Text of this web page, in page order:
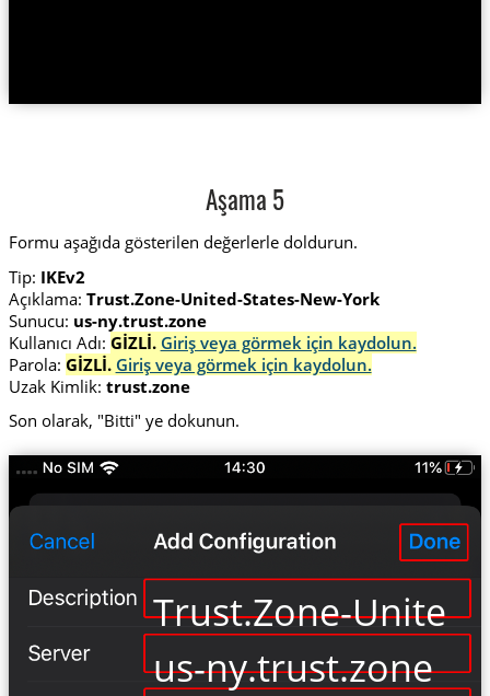
Aşama 5
Formu aşağıda gösterilen değerlerle doldurun.
Tip: IKEv2
Açıklama: Trust.Zone-United-States-New-York
Sunucu: us-ny.trust.zone
Kullanıcı Adı: GİZLİ. Giriş veya görmek için kaydolun.
Parola: GİZLİ. Giriş veya görmek için kaydolun.
Uzak Kimlik: trust.zone
Son olarak, "Bitti" ye dokunun.
Trust.Zone-
us-ny.trust.zone